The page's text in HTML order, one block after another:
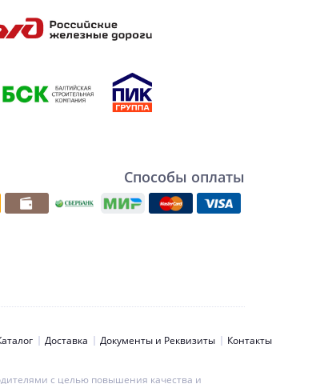
Способы оплаты
Доставка Документы и Реквизиты Контакты
с целью повышения качества и